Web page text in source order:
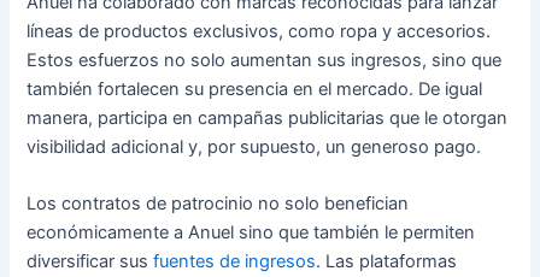
líneas de productos exclusivos, como ropa y accesorios.
Estos esfuerzos no solo aumentan sus ingresos, sino que
también fortalecen su presencia en el mercado. De igual
manera, participa en campañas publicitarias que le otorgan
visibilidad adicional y, por supuesto, un generoso pago.
Los contratos de patrocinio no solo benefician
económicamente a Anuel sino que también le permiten
diversificar susfuentes de ingresos. Las plataformas